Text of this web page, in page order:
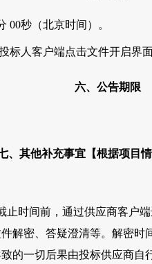
00秒（北京时间）。
标人客户端点击文件开启界
六、公告期限
、其他补充事宜【根据项目
止时间前，通过供应商客户
解密、答疑澄清等。解密
的一切后果由投标供应商自